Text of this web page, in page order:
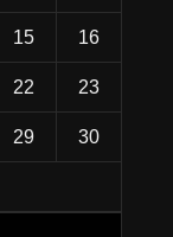
15 16
22 23
29 30